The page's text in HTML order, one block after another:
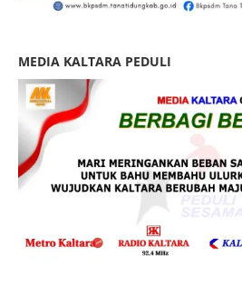
MEDIA KALTARA PEDULI